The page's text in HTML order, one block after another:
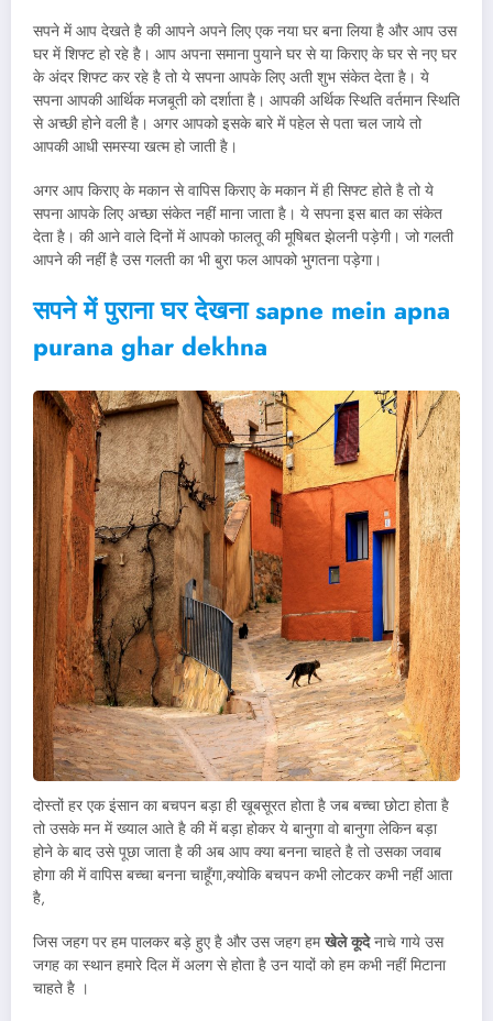
सपने में आप देखते है की आपने अपने लिए एक नया घर बना लिया है और आप उस
घर में शिफ्ट हो रहे है। आप अपना समाना पुयाने घर से या किराए के घर से नए घर
के अंदर शिफ्ट कर रहे है तो ये सपना आपके लिए अती शुभ संकेत देता है। ये
सपना आपकी आर्थिक मजबूती को दर्शाता है। आपकी अर्थिक स्थिति वर्तमान स्थिति
से अच्छी होने वली है। अगर आपको इसके बारे में पहेल से पता चल जाये तो
आपकी आधी समस्या खत्म हो जाती है।
अगर आप किराए के मकान से वापिस किराए के मकान में ही सिफ्ट होते है तो ये
सपना आपके लिए अच्छा संकेत नहीं माना जाता है। ये सपना इस बात का संकेत
देता है। की आने वाले दिनों में आपको फालतू की मूषिबत झेलनी पड़ेगी। जो गलती
आपने की नहीं है उस गलती का भी बुरा फल आपको भुगतना पड़ेगा।
सपने में पुराना घर देखना sapne mein apna
purana ghar dekhna
दोस्तों हर एक इंसान का बचपन बड़ा ही खूबसूरत होता है जब बच्चा छोटा होता है
तो उसके मन में ख्याल आते है की में बड़ा होकर ये बानुगा वो बानुगा लेकिन बड़ा
होने के बाद उसे पूछा जाता है की अब आप क्या बनना चाहते है तो उसका जवाब
होगा की में वापिस बच्चा बनना चाहूँगा,क्योकि बचपन कभी लोटकर कभी नहीं आता
है,
जिस जहग पर हम पालकर बड़े हुए है और उस जहग हमखेले कूदेनाचे गाये उस
जगह का स्थान हमारे दिल में अलग से होता है उन यादों को हम कभी नहीं मिटाना
चाहते है ।